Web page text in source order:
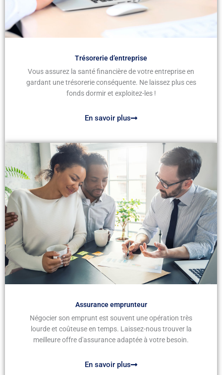
Trésorerie d’entreprise
Vous assurez la santé financière de votre entreprise en
gardant une trésorerie conséquente. Ne laissez plus ces
fonds dormir et exploitez-les !
En savoir plus
Assurance emprunteur
Négocier son emprunt est souvent une opération très
lourde et coûteuse en temps. Laissez-nous trouver la
meilleure offre d'assurance adaptée à votre besoin.
En savoir plus